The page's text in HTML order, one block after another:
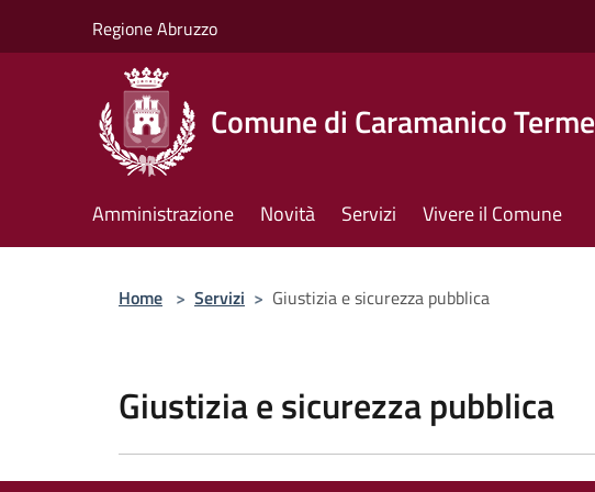
Regione Abruzzo
Comune di Caramanico Terme
Amministrazione Novità Servizi Vivere il Comune
Home > Servizi > Giustizia e sicurezza pubblica
Giustizia e sicurezza pubblica